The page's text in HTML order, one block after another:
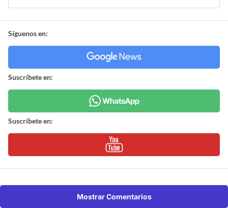
Síguenos en:
Suscríbete en:
Suscríbete en:
Mostrar Comentarios